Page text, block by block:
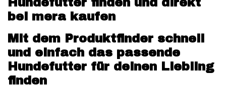
bei mera kaufen
Mit dem Produktfinder schnell
und einfach das passende
Hundefutter für deinen Liebling
finden